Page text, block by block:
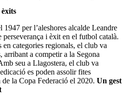
per l’aleshores alcalde Leandre
perseverança i èxit en el futbol català.
en categories regionals, el club va
arribant a competir a la Segona
seu a Llagostera, el club va
es poden assolir fites
la Copa Federació el 2020. Un gest